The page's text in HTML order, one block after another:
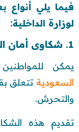
فيما يلي أنواع
لوزارة الداخلية:
1. شكاوى أمان المجتمع:
يمكن
السعودية تتعلق
والتحرش.
تقديم هذه